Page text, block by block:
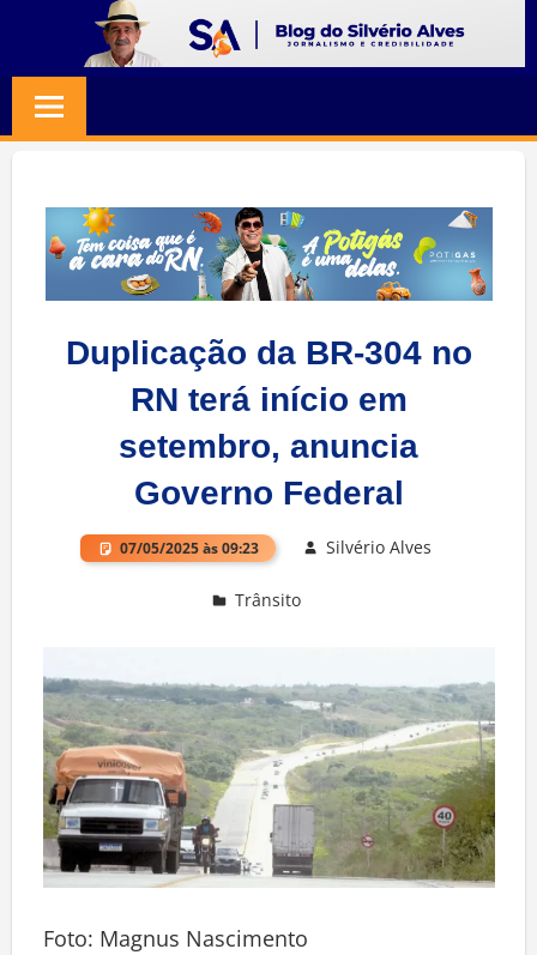
content
SILVERIO
ALVES
Jornalismo
Credibilidade
Duplicação da BR-304 no
RN terá início em
setembro, anuncia
Governo Federal
07/05/2025 às 09:23 Silvério Alves
Trânsito
Foto: Magnus Nascimento